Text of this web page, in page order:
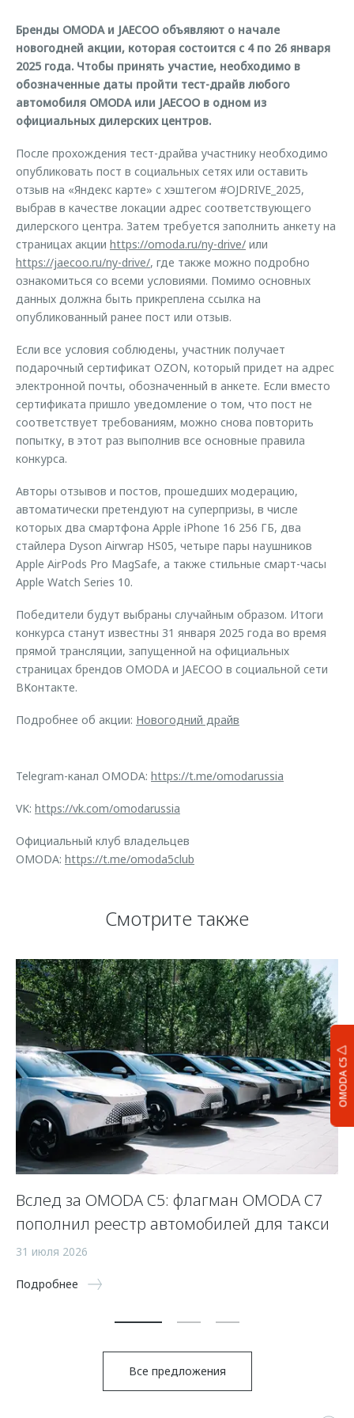
Кредитный калькулятор
Аксессуары
Одежда и сувениры
Оригинальные аксессуары
Запчасти
Трейд-ин
Калькулятор трейд-ин
O&J Автоклуб
Клуб владельцев OMODA
Мы в соцсетях
Приложение O&J
Аксессуары
Одежда и сувениры
Оригинальные аксессуары
Запчасти
Обратная связь
OMODA C5
Бренды OMODA и JAECOO объявляют о начале
новогодней акции, которая состоится с 4 по 26 января
2025 года. Чтобы принять участие, необходимо в
обозначенные даты пройти тест-драйв любого
автомобиля OMODA или JAECOO в одном из
официальных дилерских центров.
После прохождения тест-драйва участнику необходимо
опубликовать пост в социальных сетях или оставить
отзыв на «Яндекс карте» с хэштегом #OJDRIVE_2025,
выбрав в качестве локации адрес соответствующего
дилерского центра. Затем требуется заполнить анкету на
страницах акции https://omoda.ru/ny-drive/ или
https://jaecoo.ru/ny-drive/, где также можно подробно
ознакомиться со всеми условиями. Помимо основных
данных должна быть прикреплена ссылка на
опубликованный ранее пост или отзыв.
Если все условия соблюдены, участник получает
подарочный сертификат OZON, который придет на адрес
электронной почты, обозначенный в анкете. Если вместо
сертификата пришло уведомление о том, что пост не
соответствует требованиям, можно снова повторить
попытку, в этот раз выполнив все основные правила
конкурса.
Авторы отзывов и постов, прошедших модерацию,
автоматически претендуют на суперпризы, в числе
которых два смартфона Apple iPhone 16 256 ГБ, два
стайлера Dyson Airwrap HS05, четыре пары наушников
Apple AirPods Pro MagSafe, а также стильные смарт-часы
Apple Watch Series 10.
Победители будут выбраны случайным образом. Итоги
конкурса станут известны 31 января 2025 года во время
прямой трансляции, запущенной на официальных
страницах брендов OMODA и JAECOO в социальной сети
ВКонтакте.
Подробнее об акции: Новогодний драйв
Telegram-канал OMODA: https://t.me/omodarussia
VK: https://vk.com/omodarussia
Официальный клуб владельцев
OMODA: https://t.me/omoda5club
Смотрите также
Вслед за OMODA C5: флагман OMODA C7
пополнил реестр автомобилей для такси
31 июля 2026
Подробнее
Все предложения